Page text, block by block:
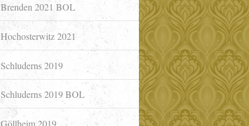
Brenden 2021 BOL
Hochosterwitz 2021
Schluderns 2019
Schluderns 2019 BOL
Göllheim 2019